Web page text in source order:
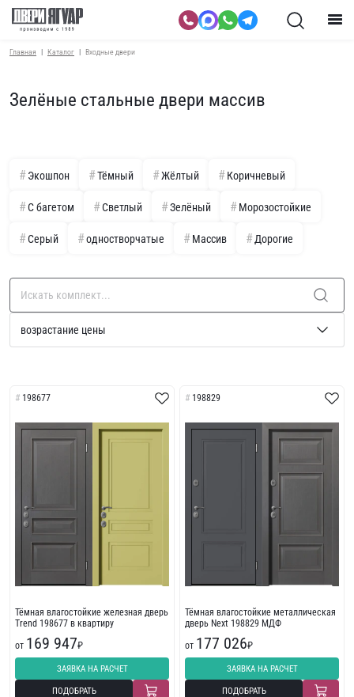
Главная Каталог Входные двери
Зелёные стальные двери массив
Экошпон Тёмный Жёлтый Коричневый
С багетом Светлый Зелёный Морозостойкие
Серый одностворчатые Массив Дорогие
198677
Тёмная влагостойкие железная дверь
Trend 198677 в квартиру
от 169 947₽
ЗАЯВКА НА РАСЧЕТ
ПОДОБРАТЬ
198829
Тёмная влагостойкие металлическая
дверь Next 198829 МДФ
от 177 026₽
ЗАЯВКА НА РАСЧЕТ
ПОДОБРАТЬ